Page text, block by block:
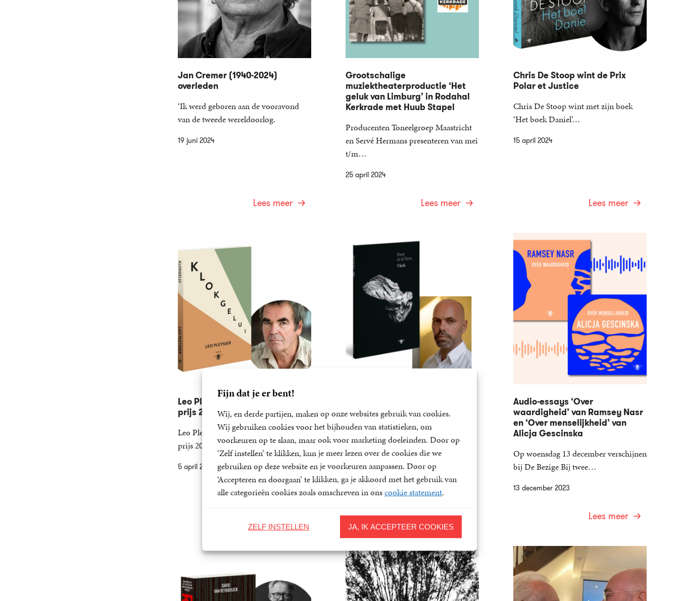
Fijn dat je er bent!
Wij, en derde partijen, maken op onze websites gebruik van cookies.
Wij gebruiken cookies voor het bijhouden van statistieken, om
voorkeuren op te slaan, maar ook voor marketing doeleinden. Door op
‘Zelf instellen’ te klikken, kun je meer lezen over de cookies die we
gebruiken op deze website en je voorkeuren aanpassen. Door op
‘Accepteren en doorgaan’ te klikken, ga je akkoord met het gebruik van
alle categorieën cookies zoals omschreven in onscookie statement.
JA, IK ACCEPTEER COOKIES
ZELF INSTELLEN
19 juni 2024
Jan Cremer (1940-2024)
overleden
‘Ik werd geboren aan de vooravond
van de tweede wereldoorlog.
Lees meer
25 april 2024
Grootschalige
muziektheaterproductie ‘Het
geluk van Limburg’ in Rodahal
Kerkrade met Huub Stapel
Producenten Toneelgroep Maastricht
en Servé Hermans presenteren van mei
t/m…
Lees meer
15 april 2024
Chris De Stoop wint de Prix
Polar et Justice
Chris De Stoop wint met zijn boek
‘Het boek Daniel’…
Lees meer
5 april 2024
Leo Pleysier wint Hans Vervoort-
prijs 2024
Leo Pleysier wint de Hans Vervoort-
prijs 2024 met zijn roman…
22 januari 2024
Poëzieprijs 2023
De dichtbundel Vlerk van Idwer de
la…
Lees meer
13 december 2023
Audio-essays ‘Over
waardigheid’ van Ramsey Nasr
en ‘Over menselijkheid’ van
Alicja Gescinska
Op woensdag 13 december verschijnen
bij De Bezige Bij twee…
Lees meer